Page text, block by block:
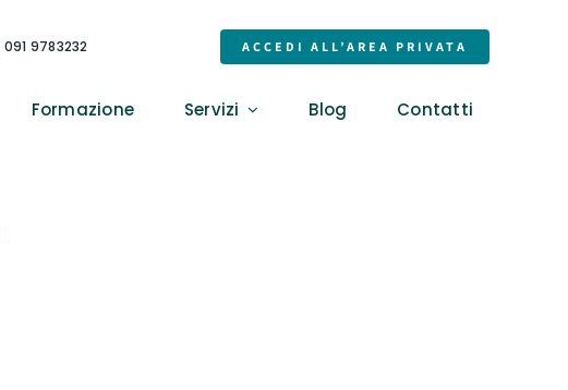
091 9783232 ACCEDI ALL’AREA PRIVATA
Formazione Servizi Blog Contatti